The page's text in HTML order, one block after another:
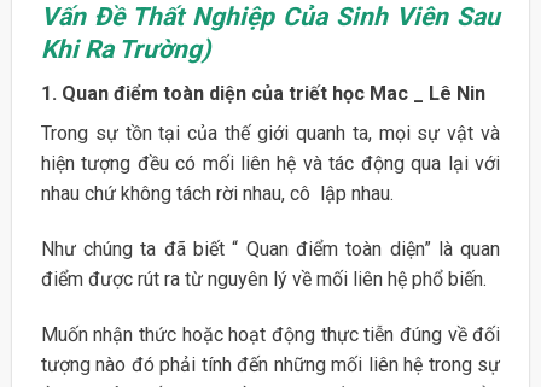
Vấn Đề Thất Nghiệp Của Sinh Viên Sau
Khi Ra Trường)
1. Quan điểm toàn diện của triết học Mac _ Lê Nin
Trong sự tồn tại của thế giới quanh ta, mọi sự vật và
hiện tượng đều có mối liên hệ và tác động qua lại với
nhau chứ không tách rời nhau, cô lập nhau.
Như chúng ta đã biết “ Quan điểm toàn diện” là quan
điểm được rút ra từ nguyên lý về mối liên hệ phổ biến.
Muốn nhận thức hoặc hoạt động thực tiễn đúng về đối
tượng nào đó phải tính đến những mối liên hệ trong sự